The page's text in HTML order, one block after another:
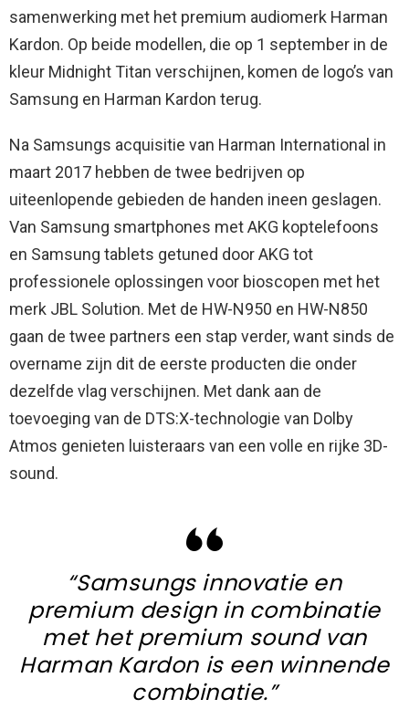
samenwerking met het premium audiomerk Harman
Kardon. Op beide modellen, die op 1 september in de
kleur Midnight Titan verschijnen, komen de logo’s van
Samsung en Harman Kardon terug.
Na Samsungs acquisitie van Harman International in
maart 2017 hebben de twee bedrijven op
uiteenlopende gebieden de handen ineen geslagen.
Van Samsung smartphones met AKG koptelefoons
en Samsung tablets getuned door AKG tot
professionele oplossingen voor bioscopen met het
merk JBL Solution. Met de HW-N950 en HW-N850
gaan de twee partners een stap verder, want sinds de
overname zijn dit de eerste producten die onder
dezelfde vlag verschijnen. Met dank aan de
toevoeging van de DTS:X-technologie van Dolby
Atmos genieten luisteraars van een volle en rijke 3D-
sound.
“Samsungs innovatie en
premium design in combinatie
met het premium sound van
Harman Kardon is een winnende
combinatie.”